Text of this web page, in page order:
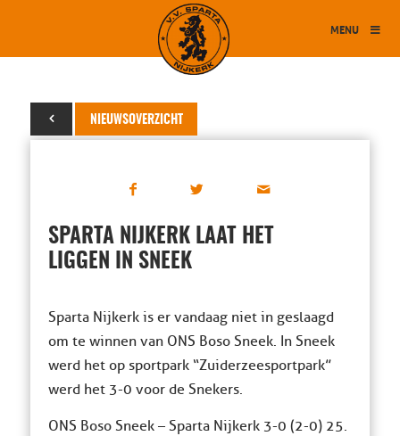
MENU
NIEUWSOVERZICHT
18 april 2015
SPARTA NIJKERK LAAT HET
LIGGEN IN SNEEK
Sparta Nijkerk is er vandaag niet in geslaagd
om te winnen van ONS Boso Sneek. In Sneek
werd het op sportpark “Zuiderzeesportpark”
werd het 3-0 voor de Snekers.
ONS Boso Sneek – Sparta Nijkerk 3-0 (2-0) 25.